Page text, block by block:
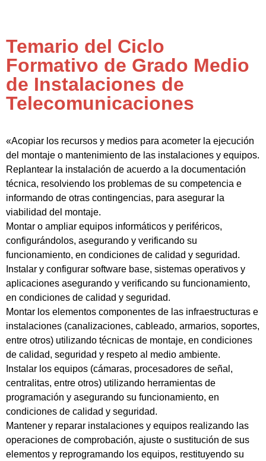
Temario del Ciclo
Formativo de Grado Medio
de Instalaciones de
Telecomunicaciones
«Acopiar los recursos y medios para acometer la ejecución
del montaje o mantenimiento de las instalaciones y equipos.
Replantear la instalación de acuerdo a la documentación
técnica, resolviendo los problemas de su competencia e
informando de otras contingencias, para asegurar la
viabilidad del montaje.
Montar o ampliar equipos informáticos y periféricos,
configurándolos, asegurando y verificando su
funcionamiento, en condiciones de calidad y seguridad.
Instalar y configurar software base, sistemas operativos y
aplicaciones asegurando y verificando su funcionamiento,
en condiciones de calidad y seguridad.
Montar los elementos componentes de las infraestructuras e
instalaciones (canalizaciones, cableado, armarios, soportes,
entre otros) utilizando técnicas de montaje, en condiciones
de calidad, seguridad y respeto al medio ambiente.
Instalar los equipos (cámaras, procesadores de señal,
centralitas, entre otros) utilizando herramientas de
programación y asegurando su funcionamiento, en
condiciones de calidad y seguridad.
Mantener y reparar instalaciones y equipos realizando las
operaciones de comprobación, ajuste o sustitución de sus
elementos y reprogramando los equipos, restituyendo su